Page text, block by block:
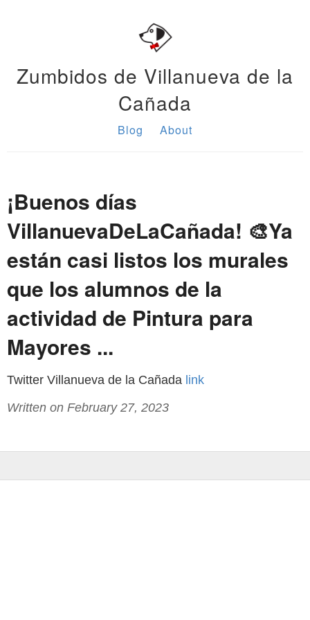
Zumbidos de Villanueva de la
Cañada
Blog About
¡Buenos días
VillanuevaDeLaCañada! 🎨Ya
están casi listos los murales
que los alumnos de la
actividad de Pintura para
Mayores ...
Twitter Villanueva de la Cañada link
Written on February 27, 2023